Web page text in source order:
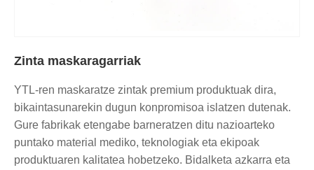
Zinta maskaragarriak
YTL-ren maskaratze zintak premium produktuak dira,
bikaintasunarekin dugun konpromisoa islatzen dutenak.
Gure fabrikak etengabe barneratzen ditu nazioarteko
puntako material mediko, teknologiak eta ekipoak
produktuaren kalitatea hobetzeko. Bidalketa azkarra eta